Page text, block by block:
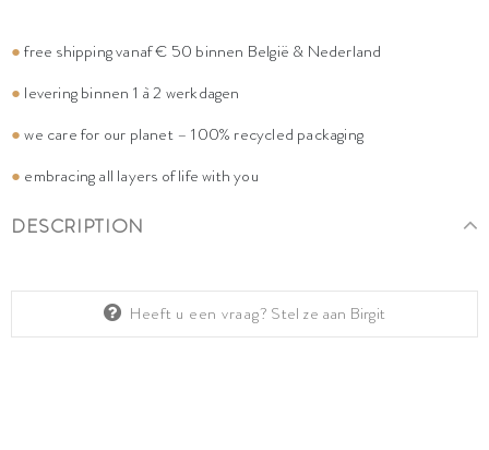
●free shipping vanaf € 50 binnen België & Nederland
● levering binnen 1 à 2 werkdagen
●we care for our planet – 100% recycled packaging
● embracing all layers of life with you
DESCRIPTION
Heeft u een vraag? Stel ze aan Birgit